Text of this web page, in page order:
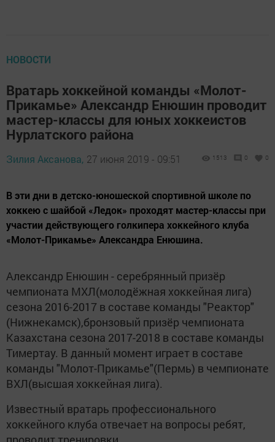
НОВОСТИ
Вратарь хоккейной команды «Молот-
Прикамье» Александр Енюшин проводит
мастер-классы для юных хоккеистов
Нурлатского района
Зилия Аксанова, 27 июня 2019 - 09:51 1513 0 0
В эти дни в детско-юношеской спортивной школе по
хоккею с шайбой «Ледок» проходят мастер-классы при
участии действующего голкипера хоккейного клуба
«Молот-Прикамье» Александра Енюшина.
Александр Енюшин - серебрянный призёр
чемпионата МХЛ(молодёжная хоккейная лига)
сезона 2016-2017 в составе команды "Реактор"
(Нижнекамск),бронзовый призёр чемпионата
Казахстана сезона 2017-2018 в составе команды
Тимертау. В данный момент играет в составе
команды "Молот-Прикамье"(Пермь) в чемпионате
ВХЛ(высшая хоккейная лига).
Известный вратарь профессионального
хоккейного клуба отвечает на вопросы ребят,